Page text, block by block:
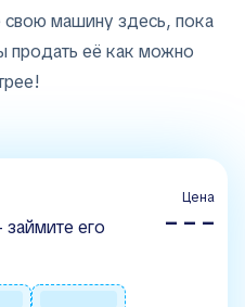
свою машину здесь, пока
продать её как можно
его
Цена
– – –